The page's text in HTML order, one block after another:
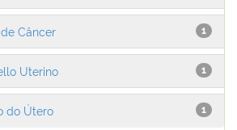
1
Câncer
1
Uterino
1
do Útero